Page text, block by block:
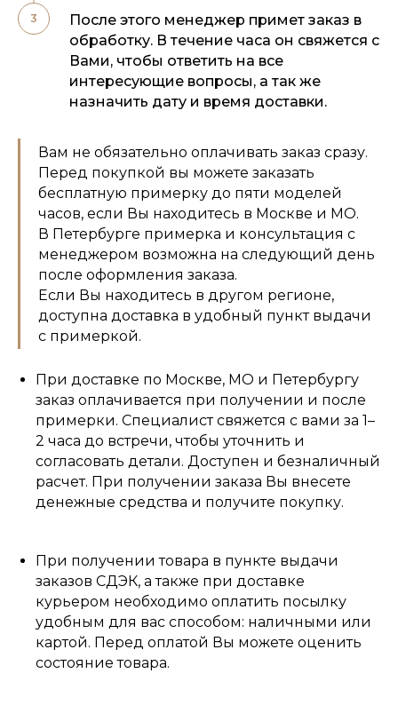
После этого менеджер примет заказ в
обработку. В течение часа он свяжется с
Вами, чтобы ответить на все
интересующие вопросы, а так же
назначить дату и время доставки.
Вам не обязательно оплачивать заказ сразу.
Перед покупкой вы можете заказать
бесплатную примерку до пяти моделей
часов, если Вы находитесь в Москве и МО.
В Петербурге примерка и консультация с
менеджером возможна на следующий день
после оформления заказа.
Если Вы находитесь в другом регионе,
доступна доставка в удобный пункт выдачи
с примеркой.
При доставке по Москве, МО и Петербургу
заказ оплачивается при получении и после
примерки. Специалист свяжется с вами за 1–
2 часа до встречи, чтобы уточнить и
согласовать детали. Доступен и безналичный
расчет. При получении заказа Вы внесете
денежные средства и получите покупку.
При получении товара в пункте выдачи
заказов СДЭК, а также при доставке
курьером необходимо оплатить посылку
удобным для вас способом: наличными или
картой. Перед оплатой Вы можете оценить
состояние товара.